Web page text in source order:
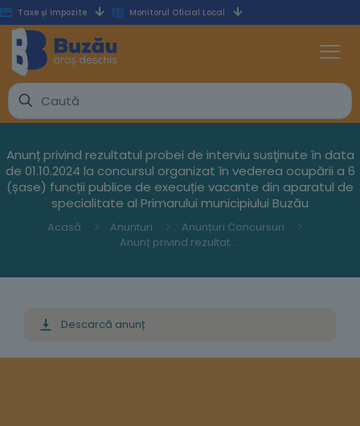
Taxe și impozite Monitorul Oficial Local
Anunț privind rezultatul probei de interviu susţinute în data
de 01.10.2024 la concursul organizat în vederea ocupării a 6
(șase) funcții publice de execuție vacante din aparatul de
specialitate al Primarului municipiului Buzău
Acasă Anunturi
Anunțuri Concursuri
Anunț privind rezultatul probei de interviu susţinute în data de 01.10.2024 la concursul organizat în vederea ocupării a 6 (șase) funcții publice de execuție vacante din aparatul de specialitate al Primarului municipiului Buzău
Descarcă anunț